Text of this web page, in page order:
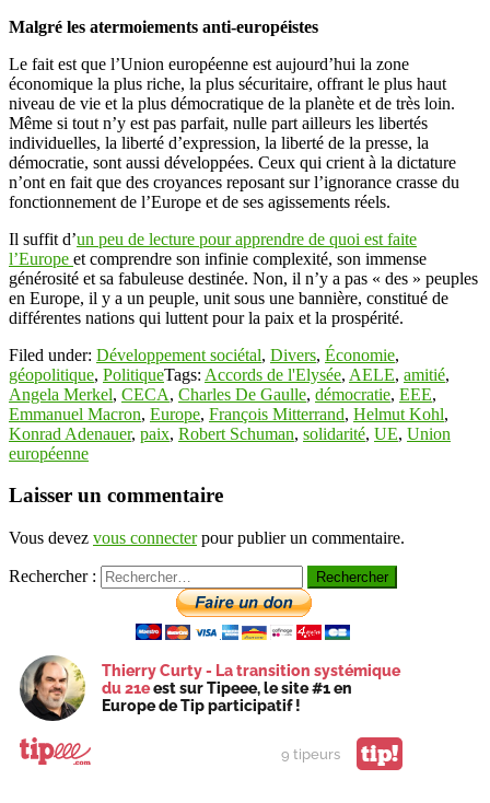
Malgré les atermoiements anti-européistes
Le fait est que l’Union européenne est aujourd’hui la zone
économique la plus riche, la plus sécuritaire, offrant le plus haut
niveau de vie et la plus démocratique de la planète et de très loin.
Même si tout n’y est pas parfait, nulle part ailleurs les libertés
individuelles, la liberté d’expression, la liberté de la presse, la
démocratie, sont aussi développées. Ceux qui crient à la dictature
n’ont en fait que des croyances reposant sur l’ignorance crasse du
fonctionnement de l’Europe et de ses agissements réels.
Il suffit d’un peu de lecture pour apprendre de quoi est faite
l’Europe et comprendre son infinie complexité, son immense
générosité et sa fabuleuse destinée. Non, il n’y a pas « des » peuples
en Europe, il y a un peuple, unit sous une bannière, constitué de
différentes nations qui luttent pour la paix et la prospérité.
Filed under: Développement sociétal, Divers, Économie,
géopolitique, PolitiqueTags: Accords de l'Elysée, AELE, amitié,
Angela Merkel, CECA, Charles De Gaulle, démocratie, EEE,
Emmanuel Macron, Europe, François Mitterrand, Helmut Kohl,
Konrad Adenauer, paix, Robert Schuman, solidarité, UE, Union
européenne
Laisser un commentaire
Vous devez vous connecterpour publier un commentaire.
Rechercher :
Thierry Curty - La transition systémique
du 21eest sur Tipeee, le site #1 en
Europe de Tip participatif !
9 tipeurs tip!